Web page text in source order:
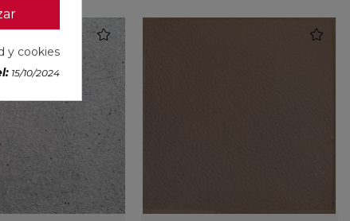
favorite favorite
y cookies
15/10/2024